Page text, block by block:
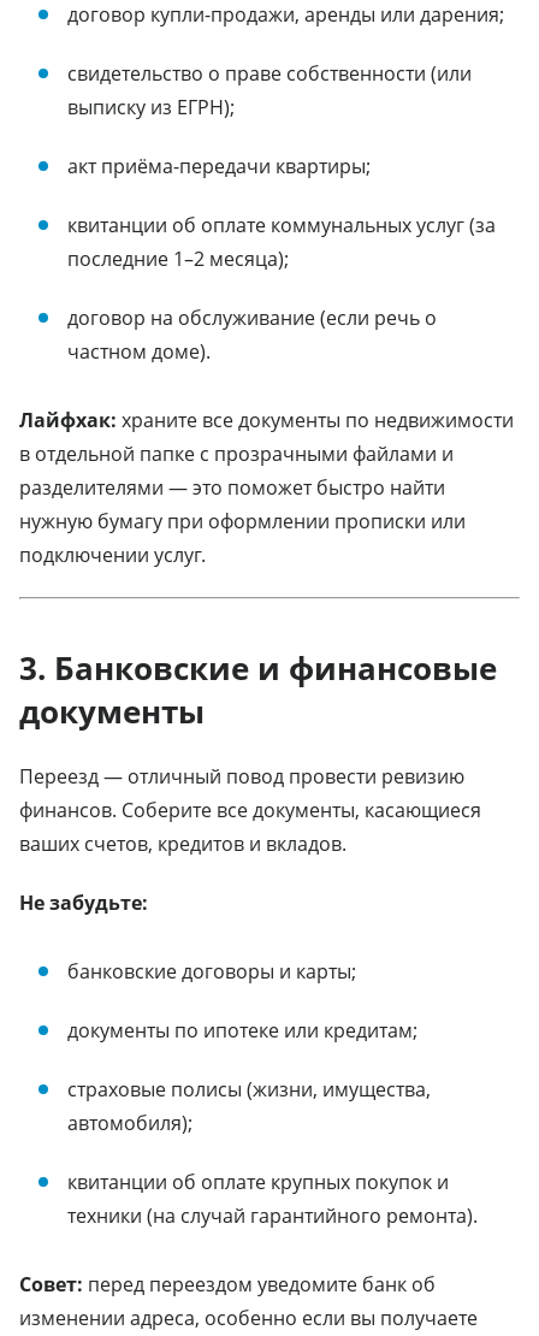
договор купли-продажи, аренды или дарения;
свидетельство о праве собственности (или
выписку из ЕГРН);
акт приёма-передачи квартиры;
квитанции об оплате коммунальных услуг (за
последние 1–2 месяца);
договор на обслуживание (если речь о
частном доме).
Лайфхак: храните все документы по недвижимости
в отдельной папке с прозрачными файлами и
разделителями — это поможет быстро найти
нужную бумагу при оформлении прописки или
подключении услуг.
3. Банковские и финансовые
документы
Переезд — отличный повод провести ревизию
финансов. Соберите все документы, касающиеся
ваших счетов, кредитов и вкладов.
Не забудьте:
банковские договоры и карты;
документы по ипотеке или кредитам;
страховые полисы (жизни, имущества,
автомобиля);
квитанции об оплате крупных покупок и
техники (на случай гарантийного ремонта).
Совет: перед переездом уведомите банк об
изменении адреса, особенно если вы получаете